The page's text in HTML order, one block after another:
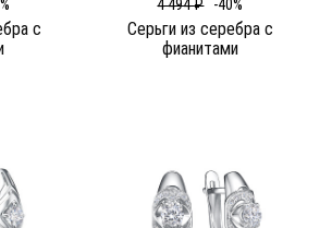
c
4 494 ₽ -40%
Серьги из серебра c
фианитами